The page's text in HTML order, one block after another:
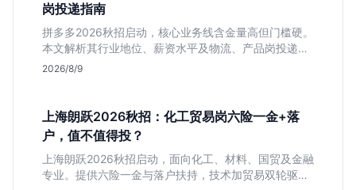
岗投递指南
拼多多2026秋招启动，核心业务线含金量高但门槛硬。
本文解析其行业地位、薪资水平及物流、产品岗投递策
略，助你判断是否适合这种高强度职业起步。
2026/8/9
上海朗跃2026秋招：化工贸易岗六险一金+落
户，值不值得投？
上海朗跃2026秋招启动，面向化工、材料、国贸及金融
专业。提供六险一金与落户扶持，技术加贸易双轮驱动